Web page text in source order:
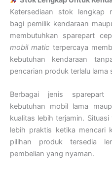
Ketersediaan stok lengkap
bagi pemilik kendaraan
membutuhkan sparepart
mobil matic terpercaya
kebutuhan kendaraan
pencarian produk terlalu lama
Berbagai jenis sparepart
kebutuhan mobil lama
kualitas lebih terjamin.
lebih praktis ketika mencari
pilihan produk tersedia
pembelian yang nyaman.